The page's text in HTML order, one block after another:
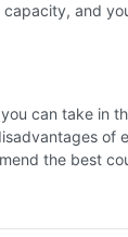
and
can take in
of
the best